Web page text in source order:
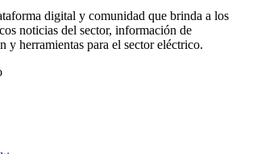
digital y comunidad que brinda a los
noticias del sector, información de
y herramientas para el sector eléctrico.